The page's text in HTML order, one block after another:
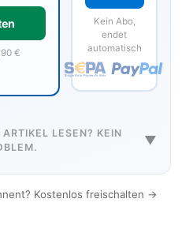
Kein Abo,
endet
automatisch
€
LESEN? KEIN
▼
Kostenlos freischalten →